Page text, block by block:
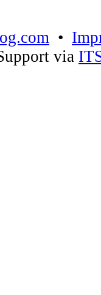
•
via